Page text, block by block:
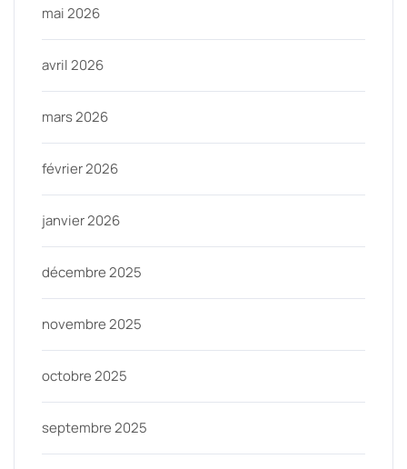
mai 2026
avril 2026
mars 2026
février 2026
janvier 2026
décembre 2025
novembre 2025
octobre 2025
septembre 2025